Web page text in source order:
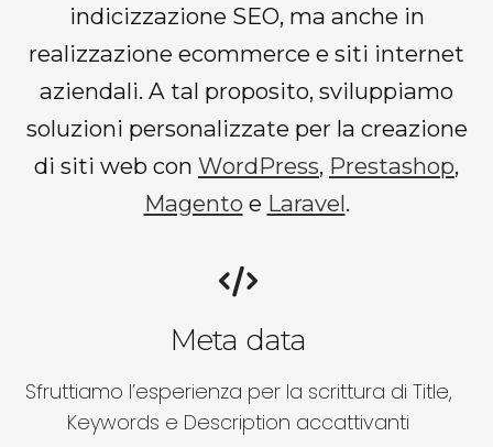
indicizzazione SEO, ma anche in
realizzazione ecommerce e siti internet
aziendali. A tal proposito, sviluppiamo
soluzioni personalizzate per la creazione
di siti web con WordPress, Prestashop,
Magento e Laravel.
Meta data
Sfruttiamo l’esperienza per la scrittura di Title,
Keywords e Description accattivanti